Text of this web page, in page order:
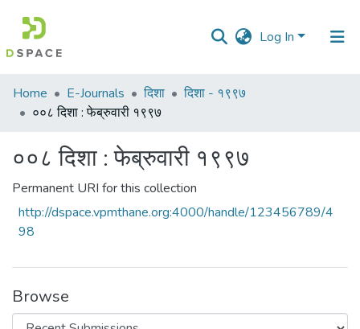
Log In
Communities
&
All of DSpace
Statistics
Home E-Journals दिशा
दिशा - १९९७
००८ दिशा : फेब्रुवारी १९९७
००८ दिशा : फेब्रुवारी १९९७
Permanent URI for this collection
http://dspace.vpmthane.org:4000/handle/123456789/4
98
Browse